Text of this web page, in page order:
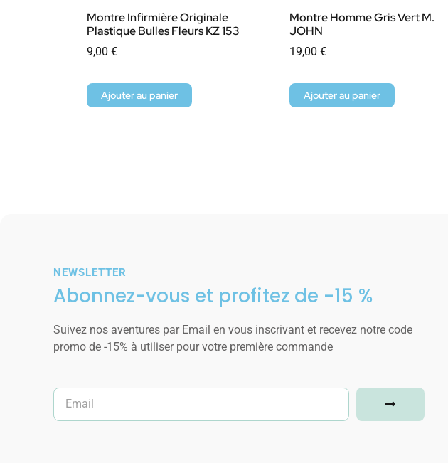
Montre Infirmière Originale
Plastique Bulles Fleurs KZ 153
9,00 €
Ajouter au panier
Montre Homme Gris Vert M.
JOHN
19,00 €
Ajouter au panier
NEWSLETTER
Abonnez-vous et profitez de -15 %
Suivez nos aventures par Email en vous inscrivant et recevez notre code
promo de -15% à utiliser pour votre première commande